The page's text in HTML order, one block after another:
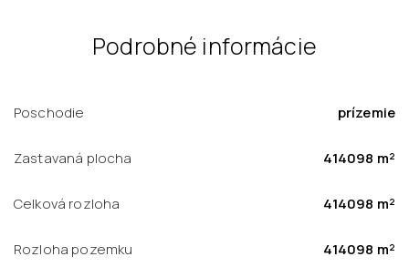
Podrobné informácie
Poschodie prízemie
Zastavaná plocha 414098 m²
Celková rozloha 414098 m²
Rozloha pozemku 414098 m²